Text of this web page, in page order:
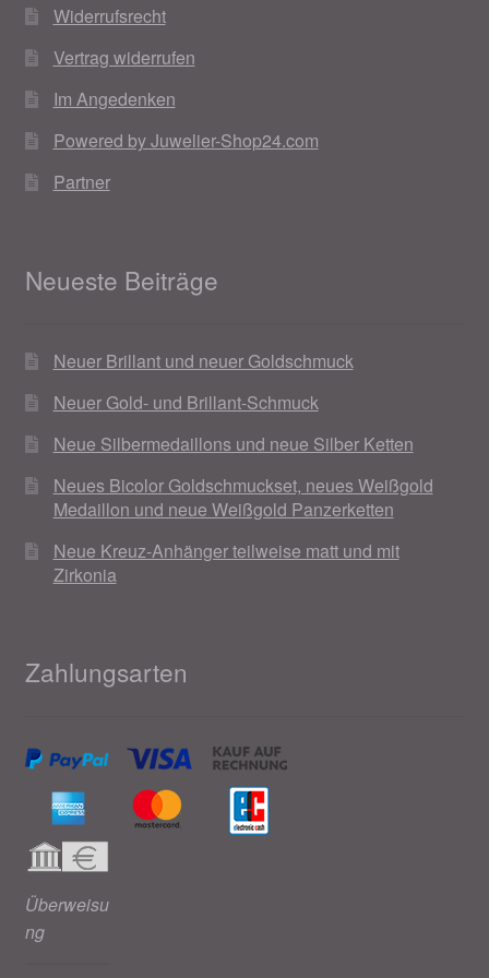
Weihnachtsangebote 2019
Weihnachtsangebote 2020
Weihnachtsangebote 2021
Widerrufsrecht
Vertrag widerrufen
Im Angedenken
Powered by Juwelier-Shop24.com
Partner
Neueste Beiträge
Neuer Brillant und neuer Goldschmuck
Neuer Gold- und Brillant-Schmuck
Neue Silbermedaillons und neue Silber Ketten
Neues Bicolor Goldschmuckset, neues Weißgold
Medaillon und neue Weißgold Panzerketten
Neue Kreuz-Anhänger teilweise matt und mit
Zirkonia
Zahlungsarten
Überweisu
ng